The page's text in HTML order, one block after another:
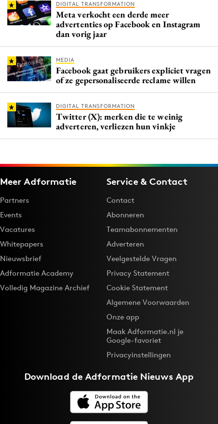
DIGITAL TRANSFORMATION
Meta verkocht een derde meer
advertenties op Facebook en Instagram
dan vorig jaar
MEDIA
Facebook gaat gebruikers expliciet vragen
of ze gepersonaliseerde reclame willen
DIGITAL TRANSFORMATION
Twitter (X): merken die te weinig
adverteren, verliezen hun vinkje
Meer Adformatie
Partners
Events
Vacatures
Whitepapers
Nieuwsbrief
Adformatie Academy
Volledig Magazine Archief
Service & Contact
Contact
Abonneren
Teamabonnementen
Adverteren
Veelgestelde Vragen
Privacy Statement
Cookie Statement
Algemene Voorwaarden
Onze app
Maak Adformatie.nl je
Google-favoriet
Privacyinstellingen
Download deAdformatie Nieuws App